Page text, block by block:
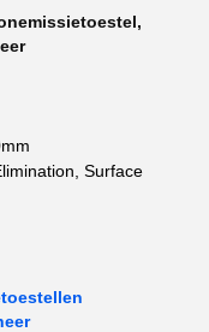
,
Surface